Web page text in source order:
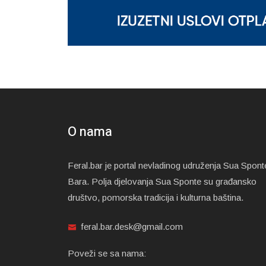
O nama
Feral.bar je portal nevladinog udruženja Sua
Bara. Polja djelovanja Sua Sponte su građansko
društvo, pomorska tradicija i kulturna baština.
feral.bar.desk@gmail.com
Poveži se sa nama: